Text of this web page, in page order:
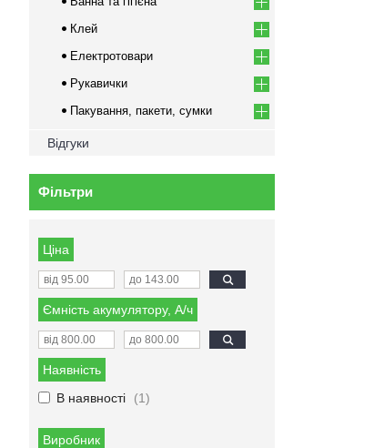
Клей
Електротовари
Рукавички
Пакування, пакети, сумки
Відгуки
Фільтри
Ціна
Ємність акумулятору, А/ч
Наявність
В наявності
1
Виробник